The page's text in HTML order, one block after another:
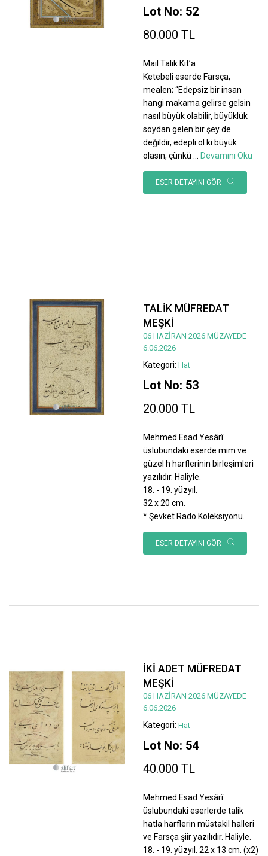
Lot No: 52
80.000 TL
Mail Talik Kıt’a
Ketebeli eserde Farsça,
mealen; “Edepsiz bir insan
hangi makama gelirse gelsin
nasıl büyük olabilir, büyüklük
soydan gelen bir şey de
değildir, edepli ol ki büyük
olasın, çünkü ... Devamını Oku
ESER DETAYINI GÖR
TALİK MÜFREDAT
MEŞKİ
06 HAZİRAN 2026 MÜZAYEDE
6.06.2026
Kategori: Hat
Lot No: 53
20.000 TL
Mehmed Esad Yesârî
üslubundaki eserde mim ve
güzel h harflerinin birleşimleri
yazılıdır. Haliyle.
18. - 19. yüzyıl.
32 x 20 cm.
* Şevket Rado Koleksiyonu.
ESER DETAYINI GÖR
İKİ ADET MÜFREDAT
MEŞKİ
06 HAZİRAN 2026 MÜZAYEDE
6.06.2026
Kategori: Hat
Lot No: 54
40.000 TL
Mehmed Esad Yesârî
üslubundaki eserlerde talik
hatla harflerin müstakil halleri
ve Farsça şiir yazılıdır. Haliyle.
18. - 19. yüzyıl. 22 x 13 cm. (x2)